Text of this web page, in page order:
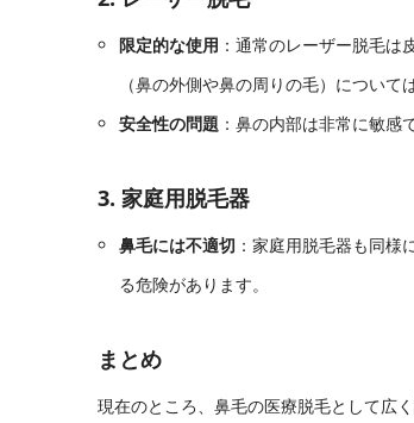
限定的な使用 ：通常のレーザー脱毛
（鼻の外側や鼻の周りの毛）について
安全性の問題 ：鼻の内部は非常に敏感
3. 家庭用脱毛器
鼻毛には不適切 ：家庭用脱毛器も同
る危険があります。
まとめ
現在のところ、鼻毛の医療脱毛として広